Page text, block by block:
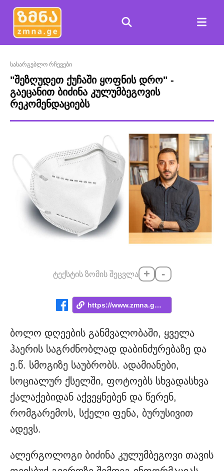
სასარგებლო რჩევები
"შეზღუდეთ ქუჩაში ყოფნის დრო" -
გაეცანით ბიძინა კულუმბეგოვის
რეკომენდაციებს
ტექსტის ზომის შეცვლა + -
https://www.zmna.ge/news/shezgudet-kucha...
ბოლო დღეების განმვალობაში, ყველა
ჰაერის საგრძნობლად დაბინძურებაზე და
ე.წ. სმოგიზე საუბრობს. ადამიანები,
სოციალურ ქსელში, ფოტოებს სხვადასხვა
ქალაქებიდან აქვეყნებენ და წერენ,
რომგარემოს, სქელი ფენა, ბურუსივით
ადევს.
ალერგოლოგი ბიძინა კულუმბეგოვი თავის